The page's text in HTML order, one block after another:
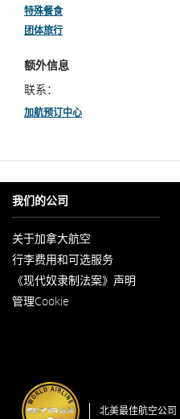
特殊餐食
团体旅行
额外信息
联系：
加航预订中心
我们的公司
关于加拿大航空
新
窗
口
行李费用和可选服务
《现代奴隶制法案》声明
管理Cookie
北美最佳航空公司